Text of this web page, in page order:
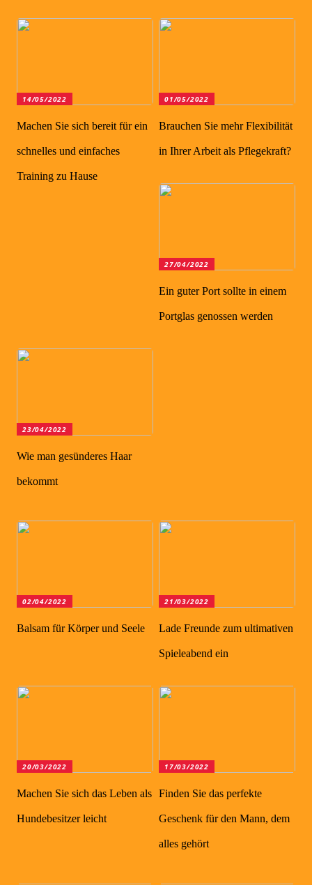
14/05/2022
Machen Sie sich bereit für ein
schnelles und einfaches
Training zu Hause
01/05/2022
Brauchen Sie mehr Flexibilität
in Ihrer Arbeit als Pflegekraft?
27/04/2022
Ein guter Port sollte in einem
Portglas genossen werden
23/04/2022
Wie man gesünderes Haar
bekommt
02/04/2022
Balsam für Körper und Seele
21/03/2022
Lade Freunde zum ultimativen
Spieleabend ein
20/03/2022
Machen Sie sich das Leben als
Hundebesitzer leicht
17/03/2022
Finden Sie das perfekte
Geschenk für den Mann, dem
alles gehört